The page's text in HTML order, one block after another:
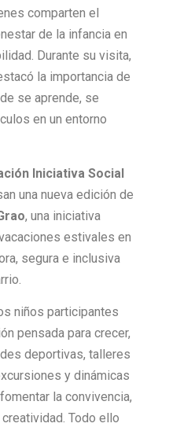
comparten el
de la infancia en
Durante su visita,
la importancia de
se aprende, se
en un entorno
Iniciativa Social
una nueva edición de
, una iniciativa
estivales en
segura e inclusiva
niños participantes
pensada para crecer,
deportivas, talleres
y dinámicas
la convivencia,
Todo ello